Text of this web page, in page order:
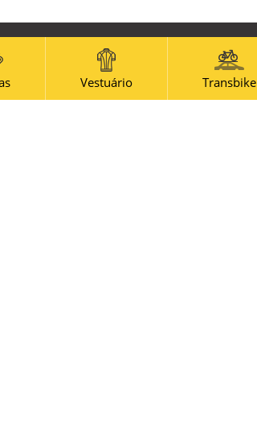
à sexta - 09h às 18h -
Vestuário Transbike